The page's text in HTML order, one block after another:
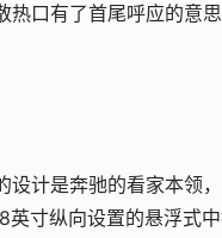
热口有了首尾呼应的意思
设计是奔驰的看家本领
英寸纵向设置的悬浮式